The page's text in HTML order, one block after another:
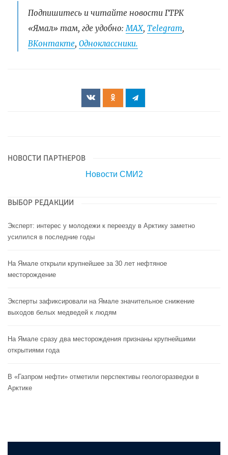
Подпишитесь и читайте новости ГТРК
«Ямал» там, где удобно: МАХ, Telegram,
ВКонтакте, Одноклассники.
НОВОСТИ ПАРТНЕРОВ
Новости СМИ2
ВЫБОР РЕДАКЦИИ
Эксперт: интерес у молодежи к переезду в Арктику заметно
усилился в последние годы
На Ямале открыли крупнейшее за 30 лет нефтяное
месторождение
Эксперты зафиксировали на Ямале значительное снижение
выходов белых медведей к людям
На Ямале сразу два месторождения признаны крупнейшими
открытиями года
В «Газпром нефти» отметили перспективы геологоразведки в
Арктике